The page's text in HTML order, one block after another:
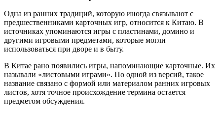
Одна из ранних традиций, которую иногда связывают с
предшественниками карточных игр, относится к Китаю. В
источниках упоминаются игры с пластинами, домино и
другими игровыми предметами, которые могли
использоваться при дворе и в быту.
В Китае рано появились игры, напоминающие карточные. Их
называли «листовыми играми». По одной из версий, такое
название связано с формой или материалом ранних игровых
листов, хотя точное происхождение термина остается
предметом обсуждения.